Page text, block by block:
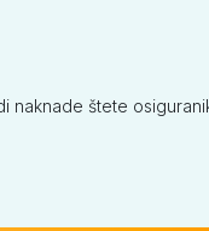
naknade štete